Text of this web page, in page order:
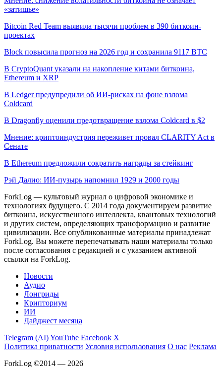
«затишье»
Bitcoin Red Team выявила тысячи проблем в 390 биткоин-
проектах
Block повысила прогноз на 2026 год и сохранила 9117 BTC
В CryptoQuant указали на накопление китами биткоина,
Ethereum и XRP
В Ledger предупредили об ИИ-рисках на фоне взлома
Coldcard
В Dragonfly оценили предотвращение взлома Coldcard в $2
Мнение: криптоиндустрия переживет провал CLARITY Act в
Сенате
В Ethereum предложили сократить награды за стейкинг
Рэй Далио: ИИ-пузырь напомнил 1929 и 2000 годы
ForkLog — культовый журнал о цифровой экономике и
технологиях будущего. С 2014 года документируем развитие
биткоина, искусственного интеллекта, квантовых технологий
и других систем, определяющих трансформацию и развитие
цивилизации. Все опубликованные материалы принадлежат
ForkLog. Вы можете перепечатывать наши материалы только
после согласования с редакцией и с указанием активной
ссылки на ForkLog.
Новости
Аудио
Лонгриды
Крипториум
ИИ
Дайджест месяца
Telegram (AI)YouTube Facebook X
Политика приватности Условия использования О нас Реклама
ForkLog ©2014 — 2026